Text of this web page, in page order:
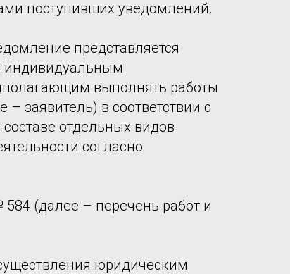
поступивших уведомлений.
представляется
выполнять работы
– заявитель) в соответствии с
отдельных видов
согласно
(далее – перечень работ и
юридическим